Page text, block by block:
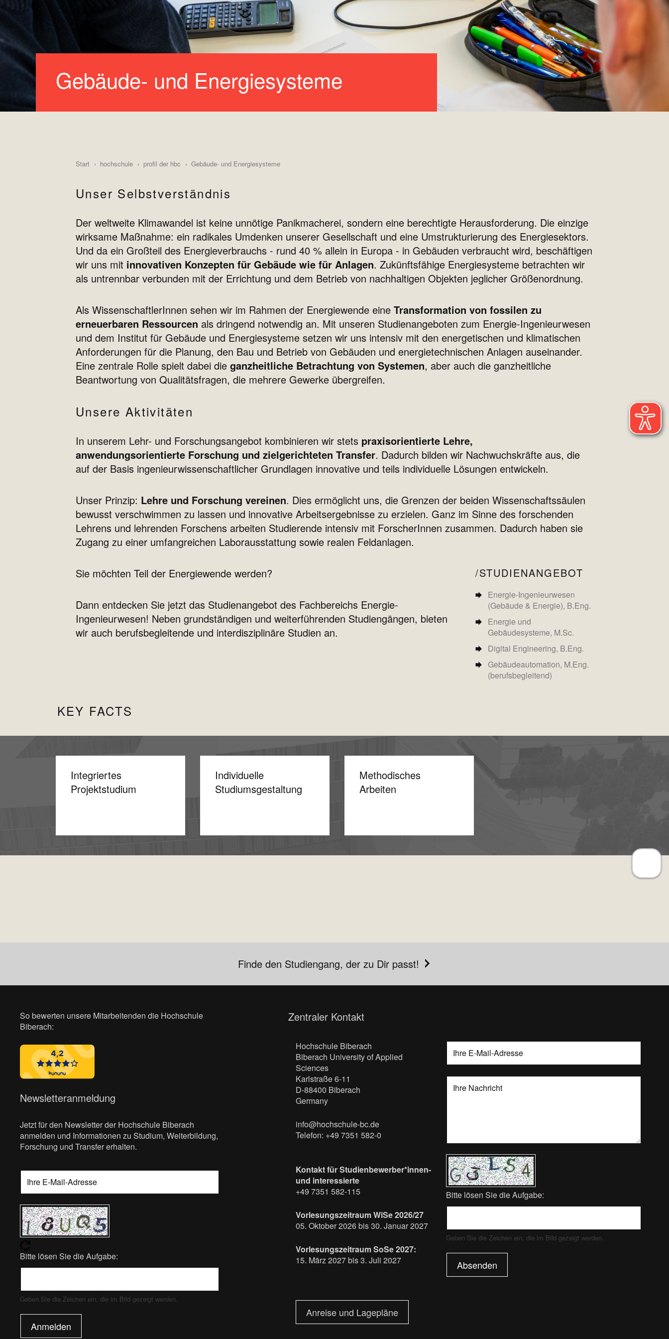
Gebäude- und Energiesysteme
Start hochschule profil der hbc Gebäude- und Energiesysteme
Unser Selbstverständnis
Der weltweite Klimawandel ist keine unnötige Panikmacherei, sondern eine berechtigte Herausforderung. Die einzige
wirksame Maßnahme: ein radikales Umdenken unserer Gesellschaft und eine Umstrukturierung des Energiesektors.
Und da ein Großteil des Energieverbrauchs - rund 40 % allein in Europa - in Gebäuden verbraucht wird, beschäftigen
wir uns mit innovativen Konzepten für Gebäude wie für Anlagen. Zukünftsfähige Energiesysteme betrachten wir
als untrennbar verbunden mit der Errichtung und dem Betrieb von nachhaltigen Objekten jeglicher Größenordnung.
Als WissenschaftlerInnen sehen wir im Rahmen der Energiewende eine Transformation von fossilen zu
erneuerbaren Ressourcen als dringend notwendig an. Mit unseren Studienangeboten zum Energie-Ingenieurwesen
und dem Institut für Gebäude und Energiesysteme setzen wir uns intensiv mit den energetischen und klimatischen
Anforderungen für die Planung, den Bau und Betrieb von Gebäuden und energietechnischen Anlagen auseinander.
Eine zentrale Rolle spielt dabei die ganzheitliche Betrachtung von Systemen, aber auch die ganzheitliche
Beantwortung von Qualitätsfragen, die mehrere Gewerke übergreifen.
Unsere Aktivitäten
In unserem Lehr- und Forschungsangebot kombinieren wir stets praxisorientierte Lehre,
anwendungsorientierte Forschung und zielgerichteten Transfer. Dadurch bilden wir Nachwuchskräfte aus, die
auf der Basis ingenieurwissenschaftlicher Grundlagen innovative und teils individuelle Lösungen entwickeln.
Unser Prinzip: Lehre und Forschung vereinen. Dies ermöglicht uns, die Grenzen der beiden Wissenschaftssäulen
bewusst verschwimmen zu lassen und innovative Arbeitsergebnisse zu erzielen. Ganz im Sinne des forschenden
Lehrens und lehrenden Forschens arbeiten Studierende intensiv mit ForscherInnen zusammen. Dadurch haben sie
Zugang zu einer umfangreichen Laborausstattung sowie realen Feldanlagen.
Sie möchten Teil der Energiewende werden?
Dann entdecken Sie jetzt das Studienangebot des Fachbereichs Energie-
Ingenieurwesen! Neben grundständigen und weiterführenden Studiengängen, bieten
wir auch berufsbegleitende und interdisziplinäre Studien an.
STUDIENANGEBOT
Energie-Ingenieurwesen
(Gebäude & Energie), B.Eng.
Energie und
Gebäudesysteme, M.Sc.
Digital Engineering, B.Eng.
Gebäudeautomation, M.Eng.
(berufsbegleitend)
KEY FACTS
Integriertes
Projektstudium
Individuelle
Studiumsgestaltung
Methodisches
Arbeiten
Finde den Studiengang, der zu Dir passt!
So bewerten unsere Mitarbeitenden die Hochschule
Biberach:
Newsletteranmeldung
Jetzt für den Newsletter der Hochschule Biberach
anmelden und Informationen zu Studium, Weiterbildung,
Forschung und Transfer erhalten.
Bitte lösen Sie die Aufgabe:
Geben Sie die Zeichen ein, die im Bild gezeigt werden.
Anmelden
Zentraler Kontakt
Hochschule Biberach
Biberach University of Applied
Sciences
Karlstraße 6-11
D-88400 Biberach
Germany
info@hochschule-bc.de
Telefon: +49 7351 582-0
Kontakt für Studienbewerber*innen-
und interessierte
+49 7351 582-115
Vorlesungszeitraum WiSe 2026/27
05. Oktober 2026 bis 30. Januar 2027
Vorlesungszeitraum SoSe 2027:
15. März 2027 bis 3. Juli 2027
Anreise und Lagepläne
Bitte lösen Sie die Aufgabe:
Geben Sie die Zeichen ein, die im Bild gezeigt werden.
Absenden